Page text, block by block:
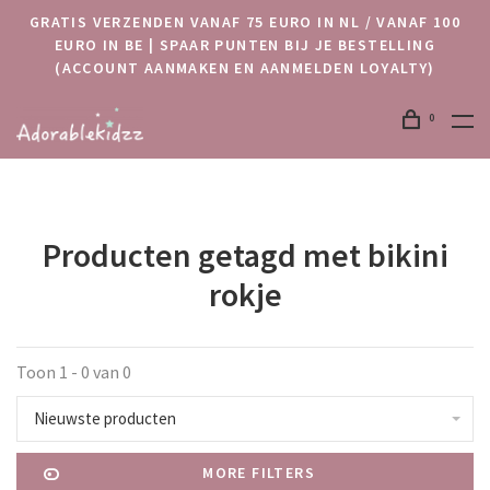
GRATIS VERZENDEN VANAF 75 EURO IN NL / VANAF 100
EURO IN BE | SPAAR PUNTEN BIJ JE BESTELLING
(ACCOUNT AANMAKEN EN AANMELDEN LOYALTY)
0
Producten getagd met bikini
rokje
Toon 1 - 0 van 0
Nieuwste producten
MORE FILTERS